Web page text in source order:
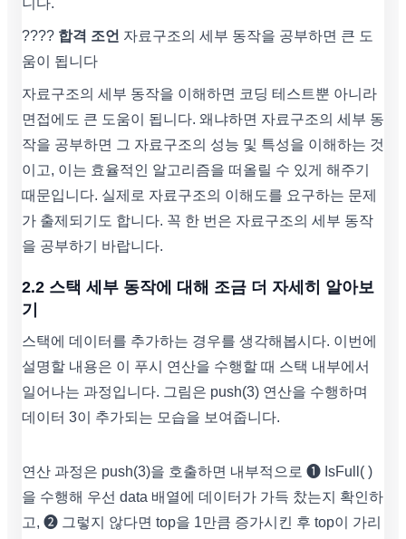
니다.
???? 합격 조언 자료구조의 세부 동작을 공부하면 큰 도
움이 됩니다
자료구조의 세부 동작을 이해하면 코딩 테스트뿐 아니라
면접에도 큰 도움이 됩니다. 왜냐하면 자료구조의 세부 동
작을 공부하면 그 자료구조의 성능 및 특성을 이해하는 것
이고, 이는 효율적인 알고리즘을 떠올릴 수 있게 해주기
때문입니다. 실제로 자료구조의 이해도를 요구하는 문제
가 출제되기도 합니다. 꼭 한 번은 자료구조의 세부 동작
을 공부하기 바랍니다.
2.2 스택 세부 동작에 대해 조금 더 자세히 알아보
기
스택에 데이터를 추가하는 경우를 생각해봅시다. 이번에
설명할 내용은 이 푸시 연산을 수행할 때 스택 내부에서
일어나는 과정입니다. 그림은 push(3) 연산을 수행하며
데이터 3이 추가되는 모습을 보여줍니다.
연산 과정은 push(3)을 호출하면 내부적으로 ➊ IsFull( )
을 수행해 우선 data 배열에 데이터가 가득 찼는지 확인하
고, ➋ 그렇지 않다면 top을 1만큼 증가시킨 후 top이 가리